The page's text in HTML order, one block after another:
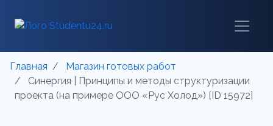
Главная
Магазин готовых работ
Синергия | Принципы и методы структуризации
проекта (на примере ООО «Рус Холод») [ID 15972]